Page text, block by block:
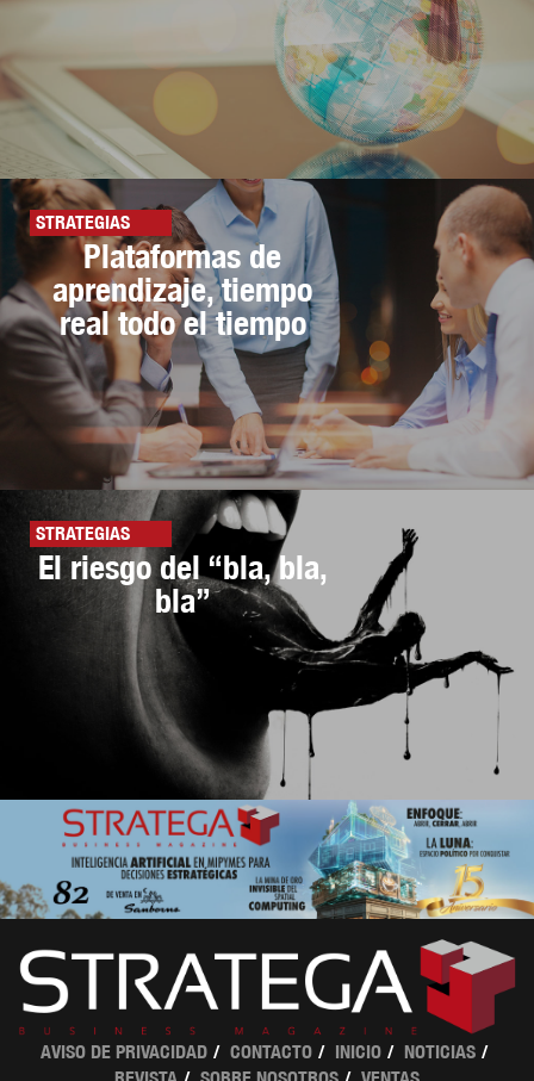
STRATEGIAS
Plataformas de
aprendizaje, tiempo
real todo el tiempo
STRATEGIAS
El riesgo del “bla, bla,
bla”
AVISO DE PRIVACIDAD CONTACTO INICIO
NOTICIAS